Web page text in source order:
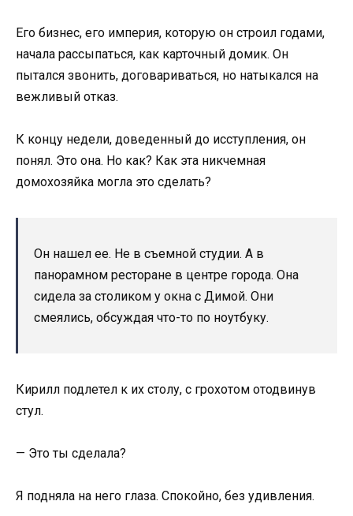
Его бизнес, его империя, которую он строил годами,
начала рассыпаться, как карточный домик. Он
пытался звонить, договариваться, но натыкался на
вежливый отказ.
К концу недели, доведенный до исступления, он
понял. Это она. Но как? Как эта никчемная
домохозяйка могла это сделать?
Он нашел ее. Не в съемной студии. А в
панорамном ресторане в центре города. Она
сидела за столиком у окна с Димой. Они
смеялись, обсуждая что-то по ноутбуку.
Кирилл подлетел к их столу, с грохотом отодвинув
стул.
— Это ты сделала?
Я подняла на него глаза. Спокойно, без удивления.